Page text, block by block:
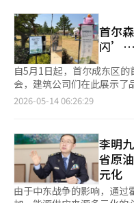
审批体系，并大幅缩短药品审批时间。 针对新
正在收集行业意见，并计划
处在今年4月新招聘了负责
资源补充。 朴科长还介绍了生物仿制药三期临床试验简化的推进
方向。他表示：“自生物仿
展和监管经验的积累，部分
也能证明其等效性。” 他进一步表示：“将通过质量比较和一期
临床试验来证明生物新药与
改善，患者将能更快使用到
缩短开发和审批时间来减
早进入全球市场并扩大出
与编辑。
其产业政策的方向。 电动车补贴不同于单纯的购车支持政策，它
与生产、投资、就业和服务
政府的目标是加强国内电动
标准的必要性以及希望引导市场的方向。
标准公布后争议加剧，政府
衷、评估标准和市场影响是否经
评估方面，最近三年投资超
修改，但由于全球主要汽车
扩大而降低了实际评分效果。 更大的问题在于政策的不确定性。
政府还表示将每年更新评估
化，将难以制定中长期的商业战略。 整车制造
综合考虑价格、生产数量、
策略。尤其是电动车，补贴
力。 在这种情况下，政府在一个月内修改核心评估标准，并且未
了市值为19兆6639亿韩元
达克市值排名第一的公司。 这一变化被认为是由于美国专利审判
委员会（PTAB）在12日（
进行的专利无效审判（PGR）
遍认为，此次最终裁决将对
影响。如果哈洛扎姆的基础
讼也可能对MSD和阿尔特奥根有利。 新韩投资证
勇表示：“PTAB的这一决
他进一步指出：“哈洛扎姆
年保持有效，从而提升
57万韩元上调至62万韩元
与编辑。
首尔
闪
自5月1日起，首尔成东区
会，建筑公司们在此展示
区’，吸引了市民的光临。
市民们像散步一样游览这个
照。当天，草坪旁的空间中
发、凯龙建设、大宇建设
设。 凯龙建设以红色大门和石墙花园吸引了眼球，大宇建设则展
示了以圆形结构为中心的‘
2026-05-14 06:26:29
李明
省原
元化
由于中东战争的影响，通过